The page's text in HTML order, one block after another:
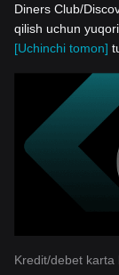
Diners Club/
qilish uchun
[Uchinchi tomon]
Kredit/debet